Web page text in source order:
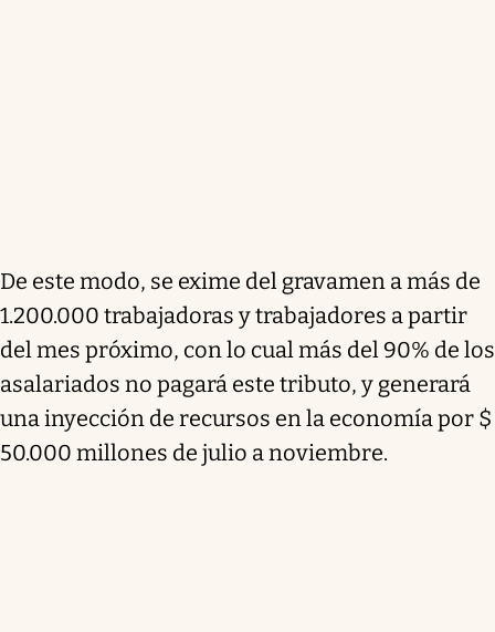
De este modo, se exime del gravamen a más de
1.200.000 trabajadoras y trabajadores a partir
del mes próximo, con lo cual más del 90% de los
asalariados no pagará este tributo, y generará
una inyección de recursos en la economía por $
50.000 millones de julio a noviembre.